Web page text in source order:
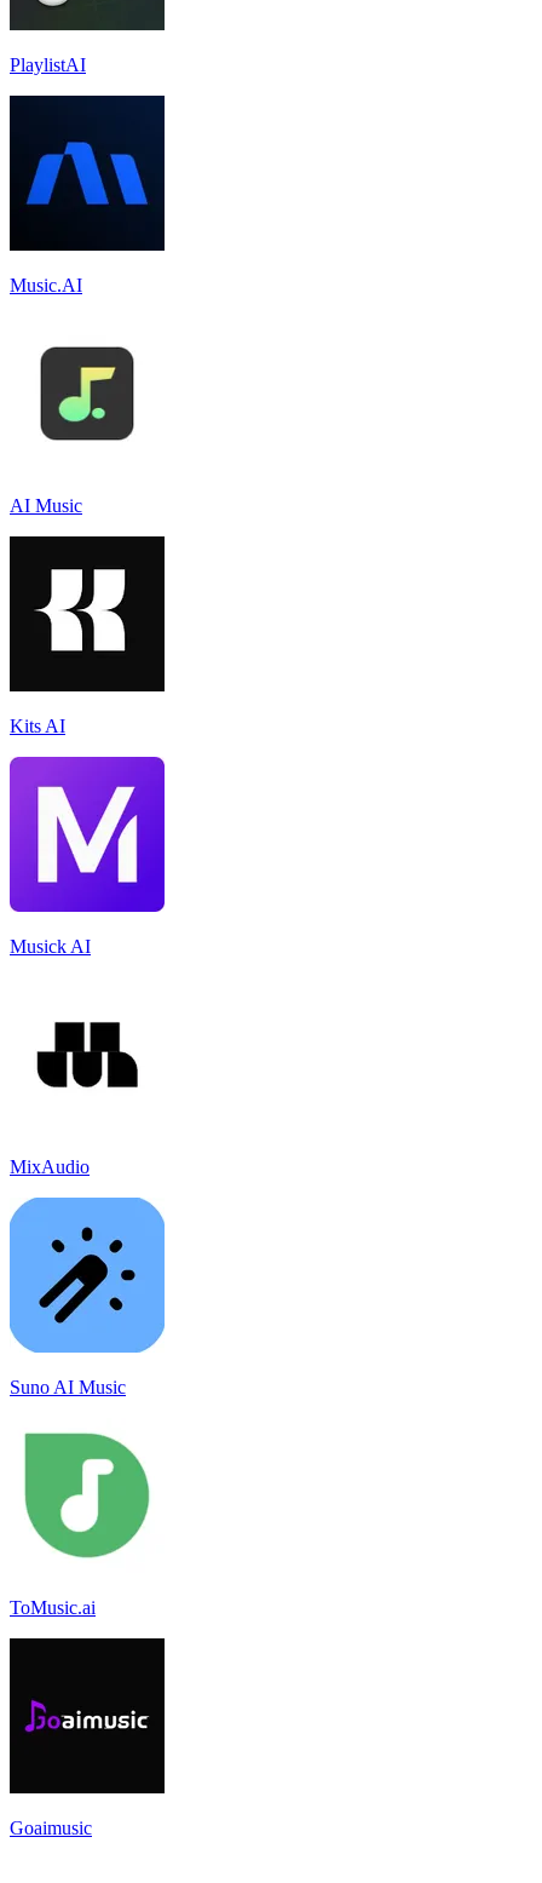
PlaylistAI
Music.AI
AI Music
Kits AI
Musick AI
MixAudio
Suno AI Music
ToMusic.ai
Goaimusic